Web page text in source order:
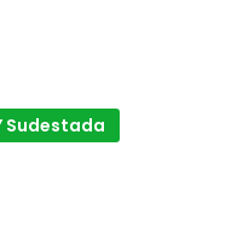
Sudestada